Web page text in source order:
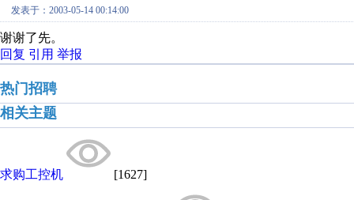
发表于：2003-05-14 00:14:00
谢谢了先。
回复 引用 举报
热门招聘
相关主题
求购工控机 [1627]